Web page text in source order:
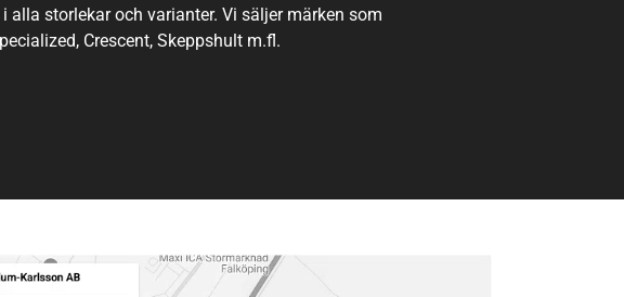
storlekar och varianter. Vi säljer märken som
Crescent, Skeppshult m.fl.